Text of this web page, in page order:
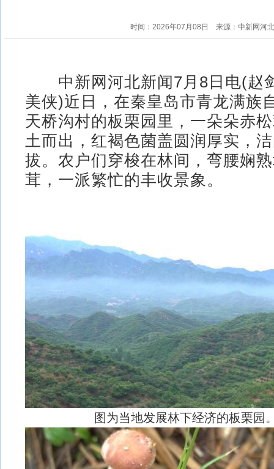
时间：2026年07月08日 来源：中新网河北
中新网河北新闻7月8日电(赵
美侠)近日，在秦皇岛市青龙满族
天桥沟村的板栗园里，一朵朵赤
土而出，红褐色菌盖圆润厚实，
拔。农户们穿梭在林间，弯腰娴
茸，一派繁忙的丰收景象。
图为当地发展林下经济的板栗园